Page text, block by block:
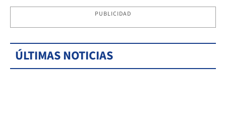
PUBLICIDAD
ÚLTIMAS NOTICIAS